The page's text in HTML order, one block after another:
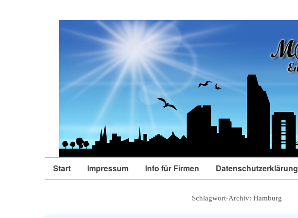
Start Impressum Info für Firmen Datenschutzerklärung
Schlagwort-Archiv: Hamburg